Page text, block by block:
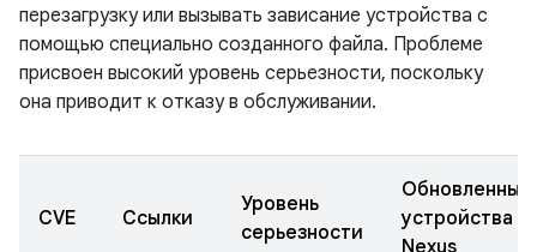
перезагрузку или вызывать зависание устройства с
помощью специально созданного файла. Проблеме
присвоен высокий уровень серьезности, поскольку
она приводит к отказу в обслуживании.
CVE Ссылки
Уровень
серьезности
Обновленные
устройства
Nexus